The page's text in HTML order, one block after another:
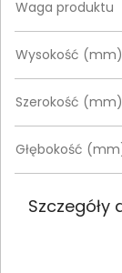
Waga produktu
Wysokość (mm)
Szerokość (mm)
Głębokość